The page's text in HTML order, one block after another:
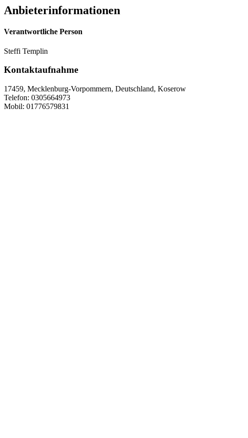
Anbieterinformationen
Verantwortliche Person
Steffi Templin
Kontaktaufnahme
17459, Mecklenburg-Vorpommern, Deutschland, Koserow
Telefon: 0305664973
Mobil: 01776579831